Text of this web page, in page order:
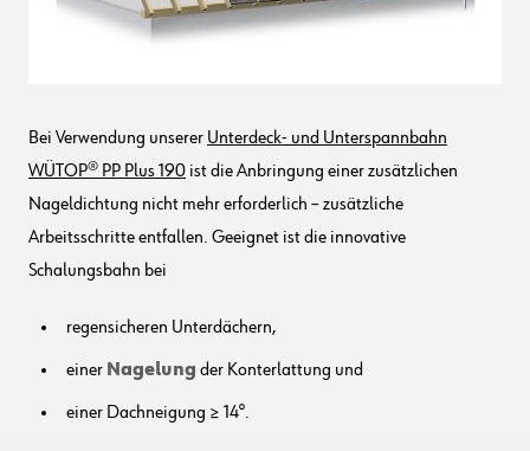
Bei Verwendung unserer Unterdeck- und Unterspannbahn
WÜTOP® PP Plus 190 ist die Anbringung einer zusätzlichen
Nageldichtung nicht mehr erforderlich – zusätzliche
Arbeitsschritte entfallen. Geeignet ist die innovative
Schalungsbahn bei
regensicheren Unterdächern,
einer Nagelung der Konterlattung und
einer Dachneigung ≥ 14°.